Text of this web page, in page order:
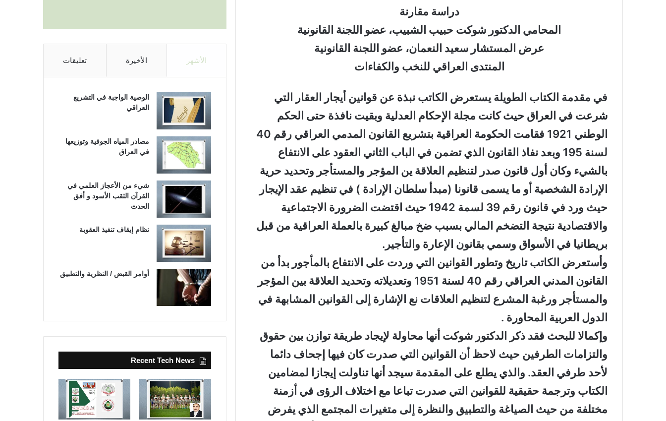
دراسة مقارنة
المحامي الدكتور شوكت حبيب الشبيب، عضو اللجنة القانونية
عرض المستشار سعيد النعمان، عضو اللجنة القانونية
المنتدى العراقي للنخب والكفاءات
في مقدمة الكتاب الطويلة يستعرض الكاتب نبذة عن قوانين أيجار العقار التي
شرعت في العراق حيث كانت مجلة الإحكام العدلية وبقيت نافذة حتى الحكم
الوطني 1921 فقامت الحكومة العراقية بتشريع القانون المدمي العراقي رقم 40
لسنة 195 وبعد نفاذ القانون الذي تضمن في الباب الثاني العقود على الانتفاع
بالشيء وكان أول قانون صدر لتنظيم العلاقة ين المؤجر والمستأجر وتحديد حرية
الإرادة الشخصية أو ما يسمى قانونا (مبدأ سلطان الإرادة ) في تنظيم عقد الإيجار
حيث ورد في قانون رقم 39 لسمة 1942 حيث اقتضت الضرورة الاجتماعية
والاقتصادية نتيجة التضخم المالي بسبب ضخ مبالغ كبيرة بالعملة العراقية من قبل
بريطانيا في الأسواق وسمي بقانون الإعارة والتأجير.
وأستعرض الكاتب تاريخ وتطور القوانين التي وردت على الانتفاع بالمأجور بدأ من
القانون المدني العراقي رقم 40 لسنة 1951 وتعديلاته وتحديد العلاقة بين المؤجر
والمستأجر ورغبة المشرع لتنظيم العلاقات نع الإشارة إلى القوانين المشابهة في
الدول العربية المحاورة .
وإكمالا للبحث فقد ذكر الدكتور شوكت أنها محاولة لإيجاد طريقة توازن بين حقوق
والتزامات الطرفين حيث لاحظ أن القوانين التي صدرت كان فيها إجحاف دائما
لأحد طرفي العقد. والذي يطلع على المقدمة سيجد أنها تناولت إيجازا لمضامين
الكتاب وترجمة حقيقية للقوانين التي صدرت تباعا مع اختلاف الرؤى في أزمنة
مختلفة من حيث الصياغة والتطبيق والنظرة إلى متغيرات المجتمع الذي يفرض
الأشهر الأخيرة تعليقات
الوصية الواجبة في التشريع
العراقي
مصادر المياه الجوفية وتوزيعها
في العراق
شيء من الأعجاز العلمي في
القرآن الثقب الأسود و أفق
الحدث
نظام إيقاف تنفيذ العقوبة
أوامر القبض / النظرية والتطبيق
Recent Tech News